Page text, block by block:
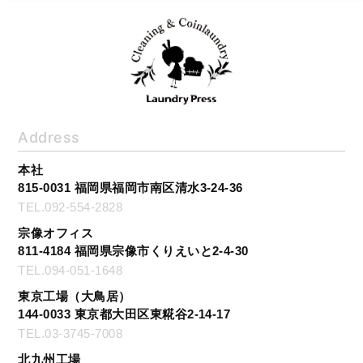
Address
本社
815-0031 福岡県福岡市南区清水3-24-36
TEL.092-554-2828
宗像オフィス
811-4184 福岡県宗像市くりえいと2-4-30
TEL.094-051-1648
東京工場（大鳥居）
144-0033 東京都大田区東糀谷2-14-17
TEL.03-3745-7008
北九州工場